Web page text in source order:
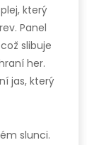
který
Panel
slibuje
her.
jas, který
slunci.